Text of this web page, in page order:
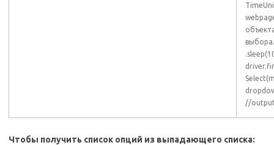
//output
Чтобы получить список опций из выпадающего списка: